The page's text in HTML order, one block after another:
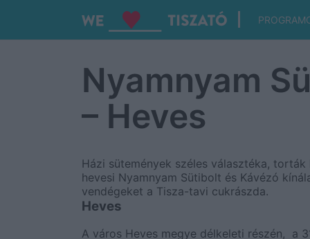
Nyamnyam
– Heves
Házi sütemények széles választéka,
hevesi Nyamnyam Sütibolt és Kávézó
vendégeket a Tisza-tavi cukrászda.
Heves
A város Heves megye délkeleti részén, a